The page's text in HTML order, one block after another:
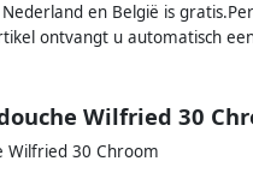
en België is
ontvangt u automatisch
Wilfried 30
Wilfried 30 Chroom